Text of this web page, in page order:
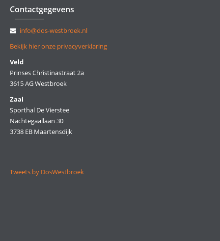
Contactgegevens
info@dos-westbroek.nl
Bekijk hier onze privacyverklaring
Veld
Prinses Christinastraat 2a
3615 AG Westbroek
Zaal
Sporthal De Vierstee
Nachtegaallaan 30
3738 EB Maartensdijk
Tweets by DosWestbroek